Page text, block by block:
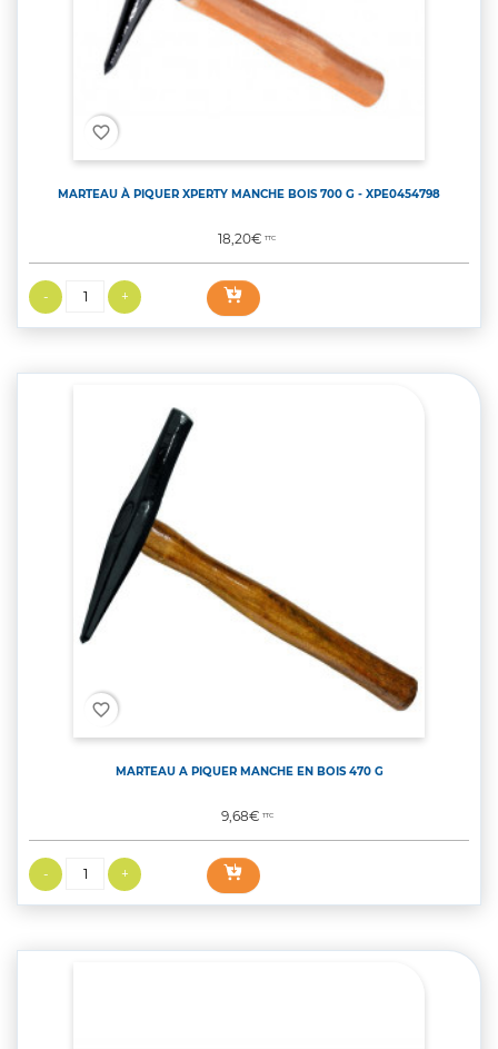
favorite_border
MARTEAU À PIQUER XPERTY MANCHE BOIS 700 G - XPE0454798
Prix
18,20€TTC
favorite_border
MARTEAU A PIQUER MANCHE EN BOIS 470 G
Prix
9,68€TTC